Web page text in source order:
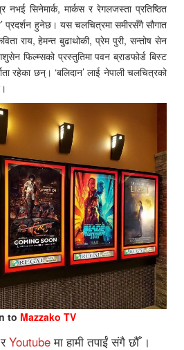
नभई सिनेमार्क, मार्कस र रेगलजस्ता प्रतिष्ठित
प्रदर्शन हुनेछ। यस चलचित्रमा समीरसँगै सौगात
राय, हेमन्त बुढाथोकी, प्रेम पुरी, सन्तोष सेन
फिल्म्सको प्रस्तुतिमा पवन ब्राडफोर्ड बिस्ट
रहेका छन्। ‘बलिदान’ लाई नेपाली चलचित्रको
to Mazzako TV
रYoutubeमा हामी तपाईं संगै छौँ ।